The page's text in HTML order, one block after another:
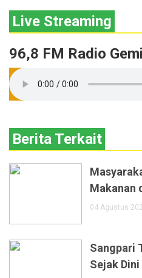
Live Streaming
96,8 FM Radio
Berita Terkait
Makanan
04 Agustus
Sangpari
Sejak